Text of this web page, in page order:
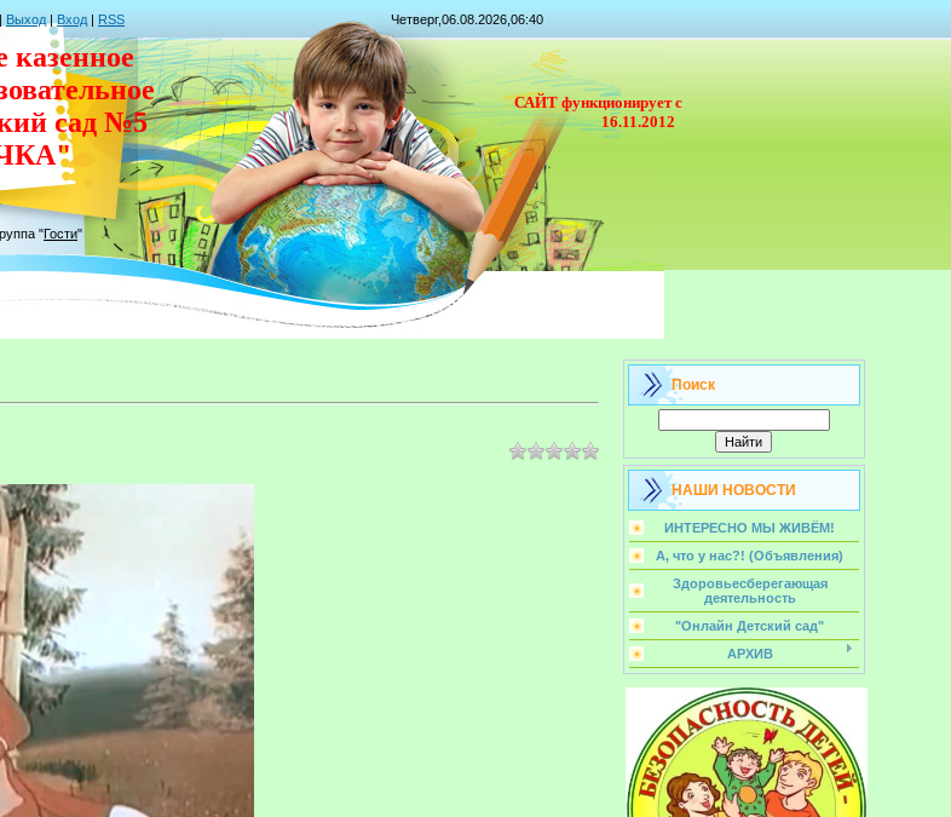
| Выход | Вход | RSS Четверг,06.08.2026,06:40
сад №5
САЙТ функционирует с
16.11.2012
"Гости"
Поиск
НАШИ НОВОСТИ
ИНТЕРЕСНО МЫ ЖИВЁМ!
А, что у нас?! (Объявления)
Здоровьесберегающая
деятельность
"Онлайн Детский сад"
АРХИВ